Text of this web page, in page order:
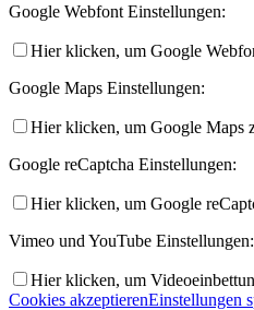
Google Webfont Einstellungen:
Hier klicken, um Google
Google Maps Einstellungen:
Hier klicken, um Google Maps
Google reCaptcha Einstellungen:
Hier klicken, um Google
Vimeo und YouTube Einstellungen:
Hier klicken, um
Cookies akzeptierenEinstellungen